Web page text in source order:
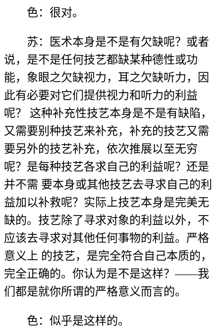
色：很对。
苏：医术本身是不是有欠缺呢？或者
说，是不是任何技艺都缺某种德性或功
能，象眼之欠缺视力，耳之欠缺听力，因
此有必要对它们提供视力和听力的利益
呢？ 这种补充性技艺本身是不是有缺陷，
又需要别种技艺来补充，补充的技艺又需
要另外的技艺补充，依次推展以至无穷
呢？是每种技艺各求自己的利益呢？还是
并不需 要本身或其他技艺去寻求自己的利
益加以补救呢？实际上技艺本身是完美无
缺的。技艺除了寻求对象的利益以外，不
应该去寻求对其他任何事物的利益。严格
意义上 的技艺，是完全符合自己本质的，
完全正确的。你认为是不是这样？——我
们都是就你所谓的严格意义而言的。
色：似乎是这样的。